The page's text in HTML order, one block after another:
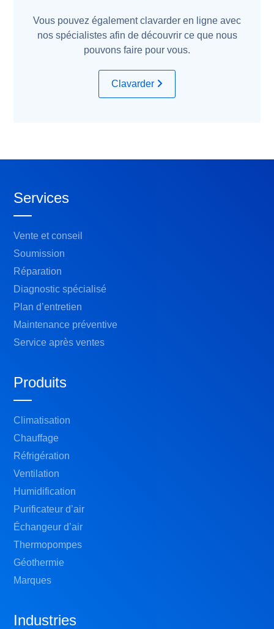
Vous pouvez également clavarder en ligne avec
nos spécialistes afin de découvrir ce que nous
pouvons faire pour vous.
Clavarder
Services
Vente et conseil
Soumission
Réparation
Diagnostic spécialisé
Plan d’entretien
Maintenance préventive
Service après ventes
Produits
Climatisation
Chauffage
Réfrigération
Ventilation
Humidification
Purificateur d’air
Échangeur d’air
Thermopompes
Géothermie
Marques
Industries